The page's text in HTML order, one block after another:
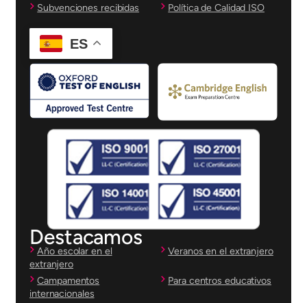
Subvenciones recibidas
Política de Calidad ISO
ES
Destacamos
Año escolar en el
extranjero
Veranos en el extranjero
Campamentos
internacionales
Para centros educativos